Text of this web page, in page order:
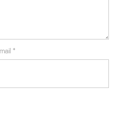
*